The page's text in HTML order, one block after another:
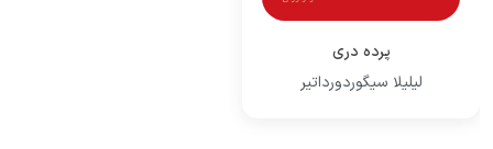
پرده دری
لیلیلا سیگوردورداتیر